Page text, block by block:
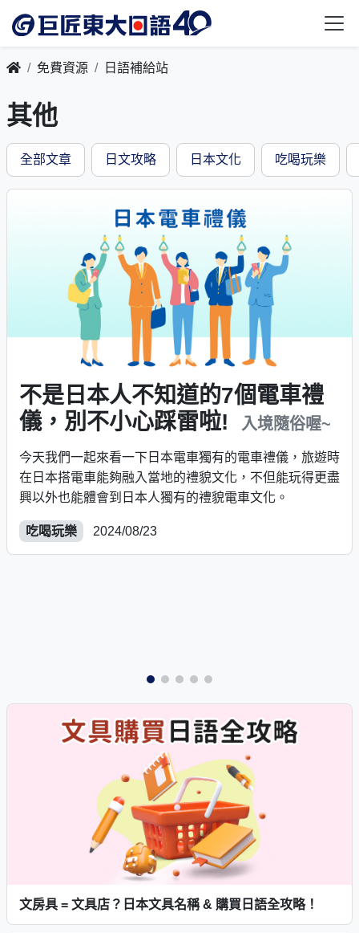
免費資源 日語補給站
其他
全部文章 日文攻略 日本文化 吃喝玩樂
不是日本人不知道的7個電車禮
儀，別不小心踩雷啦!
入境隨俗喔~
今天我們一起來看一下日本電車獨有的電車禮儀，旅遊時
在日本搭電車能夠融入當地的禮貌文化，不但能玩得更盡
興以外也能體會到日本人獨有的禮貌電車文化。
吃喝玩樂 2024/08/23
文房具 = 文具店？日本文具名稱 & 購買日語全攻略！